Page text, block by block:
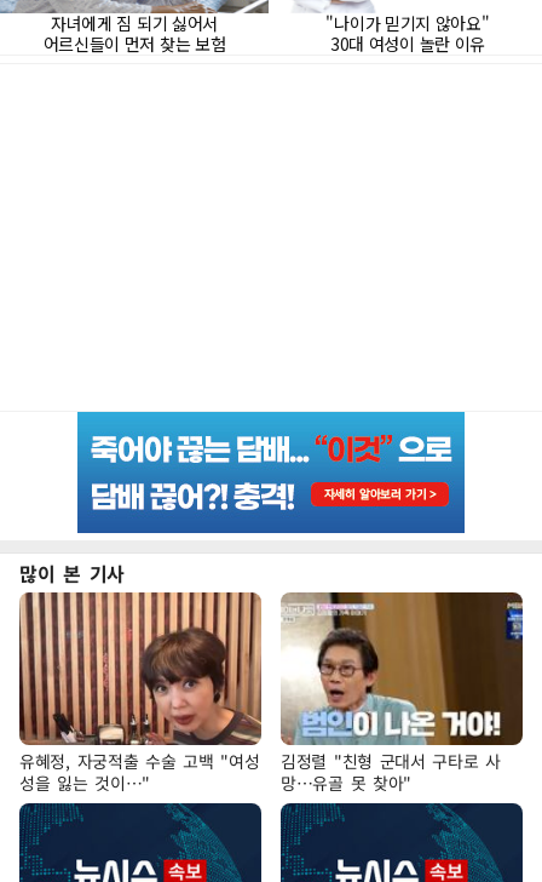
많이 본 기사
유혜정, 자궁적출 수술 고백 "여성
성을 잃는 것이…"
김정렬 "친형 군대서 구타로 사
망…유골 못 찾아"